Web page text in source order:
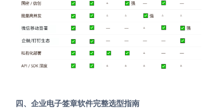
四、企业电子签章软件完整选型指南